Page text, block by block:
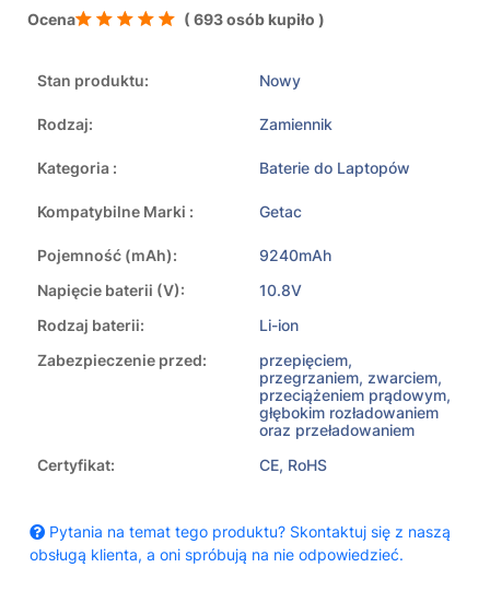
Ocena ( 693 osób kupiło )
Stan produktu: Nowy
Rodzaj: Zamiennik
Kategoria : Baterie do Laptopów
Kompatybilne Marki : Getac
Pojemność (mAh):
9240mAh
Napięcie baterii (V):
10.8V
Rodzaj baterii:
Li-ion
Zabezpieczenie przed:
przepięciem,
przegrzaniem, zwarciem,
przeciążeniem prądowym,
głębokim rozładowaniem
oraz przeładowaniem
Certyfikat:
CE, RoHS
Pytania na temat tego produktu? Skontaktuj się z naszą
obsługą klienta, a oni spróbują na nie odpowiedzieć.